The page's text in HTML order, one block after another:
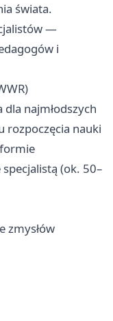
świata.
—
i
najmłodszych
nauki
(ok. 50–
zmysłów